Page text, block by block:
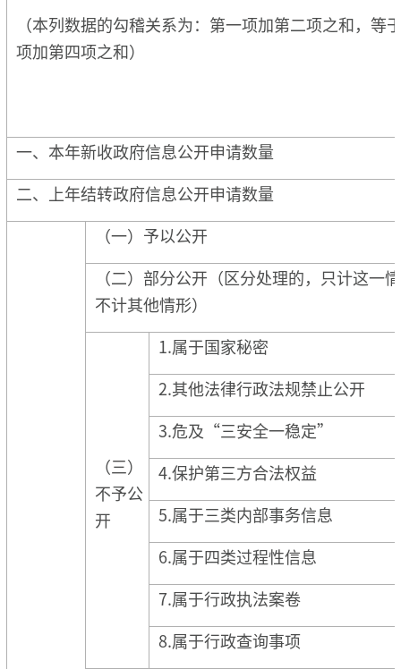
（本列数据的勾稽关系为：第一项加第二项之和，等
项加第四项之和）
一、本年新收政府信息公开申请数量
二、上年结转政府信息公开申请数量
（一）予以公开
（二）部分公开（区分处理的，只计这一
不计其他情形）
（三）
不予公
开
1.属于国家秘密
2.其他法律行政法规禁止公开
3.危及“三安全一稳定”
4.保护第三方合法权益
5.属于三类内部事务信息
6.属于四类过程性信息
7.属于行政执法案卷
8.属于行政查询事项